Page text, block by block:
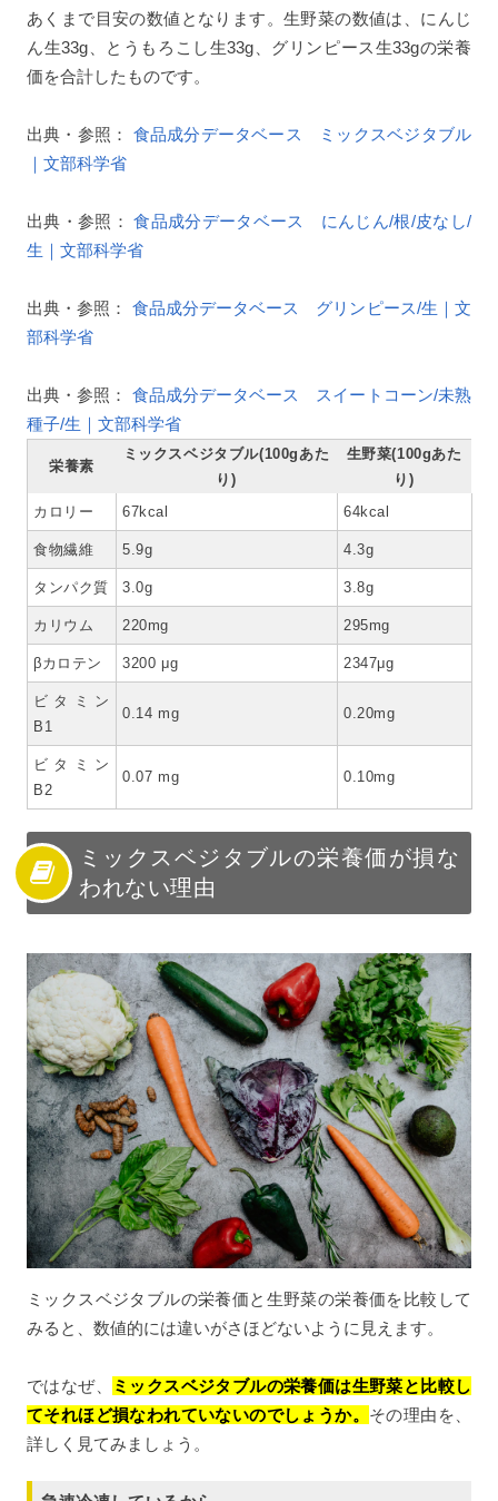
あくまで目安の数値となります。生野菜の数値は、にんじ
ん生33g、とうもろこし生33g、グリンピース生33gの栄養
価を合計したものです。
出典・参照：
食品成分データベース ミックスベジタブル
｜文部科学省
出典・参照： 食品成分データベース にんじん/根/皮なし/
生｜文部科学省
出典・参照：
食品成分データベース グリンピース/生｜文
部科学省
出典・参照：
食品成分データベース スイートコーン/未熟
種子/生｜文部科学省
栄養素
ミックスベジタブル(100gあた
り)
生野菜(100gあた
り)
カロリー
67kcal 64kcal
食物繊維 5.9g 4.3g
タンパク質 3.0g 3.8g
カリウム 220mg 295mg
βカロテン 3200 μg 2347μg
ビタミン
B1
0.14 mg 0.20mg
ビタミン
B2
0.07 mg 0.10mg
ミックスベジタブルの栄養価が損な
われない理由
ミックスベジタブルの栄養価と生野菜の栄養価を比較して
みると、数値的には違いがさほどないように見えます。
ではなぜ、
ミックスベジタブルの栄養価は生野菜と比較し
てそれほど損なわれていないのでしょうか。 その理由を、
詳しく見てみましょう。